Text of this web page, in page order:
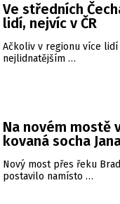
Ve středních
lidí, nejvíc v ČR
Ačkoliv v regionu více lidí
nejlidnatějším …
Na novém mostě
kovaná socha
Nový most přes řeku
postavilo namísto …